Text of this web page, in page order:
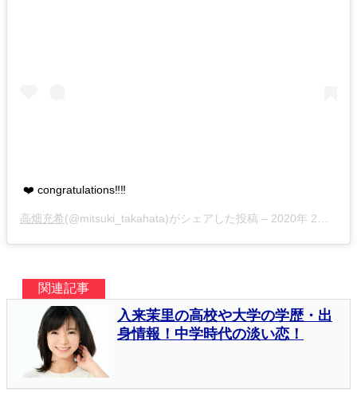
❤️ congratulations‼︎‼︎
高畑充希(@mitsuki_takahata)がシェアした投稿 – 2020年 2月月17日午前4時00分PST